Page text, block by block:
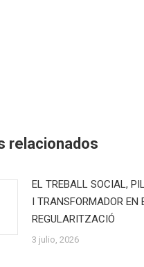
relacionados
EL TREBALL SOCIAL,
I TRANSFORMADOR EN
REGULARITZACIÓ
3 julio, 2026